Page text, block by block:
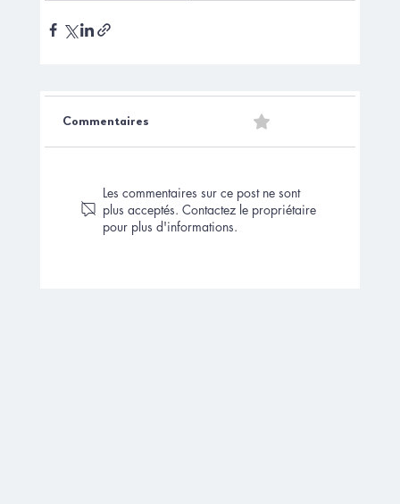
Commentaires
Les commentaires sur ce post ne sont
plus acceptés. Contactez le propriétaire
pour plus d'informations.